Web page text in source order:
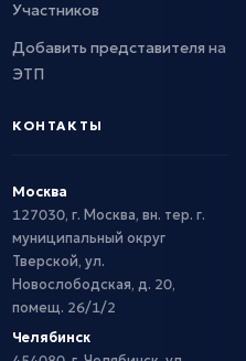
Участников
Добавить представителя на
ЭТП
КОНТАКТЫ
Москва
127030, г. Москва, вн. тер. г.
муниципальный округ
Тверской, ул.
Новослободская, д. 20,
помещ. 26/1/2
Челябинск